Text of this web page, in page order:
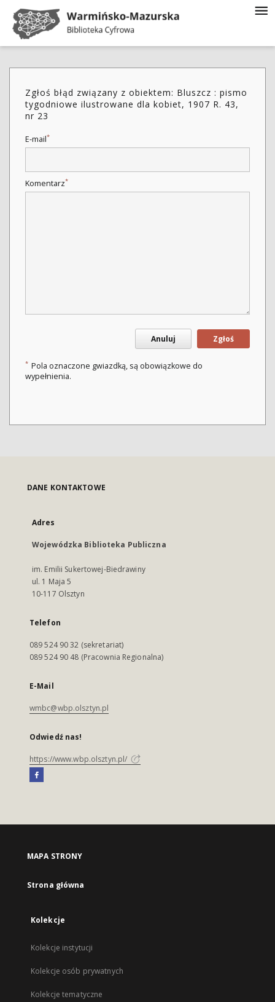
Zgłoś błąd związany z obiektem: Bluszcz : pismo
tygodniowe ilustrowane dla kobiet, 1907 R. 43,
nr 23
E-mail*
Komentarz*
Anuluj Zgłoś
* Pola oznaczone gwiazdką, są obowiązkowe do
wypełnienia.
DANE KONTAKTOWE
Adres
Wojewódzka Biblioteka Publiczna
im. Emilii Sukertowej-Biedrawiny
ul. 1 Maja 5
10-117 Olsztyn
Telefon
089 524 90 32 (sekretariat)
089 524 90 48 (Pracownia Regionalna)
E-Mail
wmbc@wbp.olsztyn.pl
Odwiedź nas!
https://www.wbp.olsztyn.pl/
MAPA STRONY
Strona główna
Kolekcje
Kolekcje instytucji
Kolekcje osób prywatnych
Kolekcje tematyczne